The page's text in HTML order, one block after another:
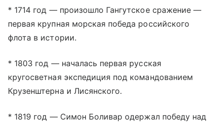
* 1714 год — произошло Гангутское сражение —
первая крупная морская победа российского
флота в истории.
* 1803 год — началась первая русская
кругосветная экспедиция под командованием
Крузенштерна и Лисянского.
* 1819 год — Симон Боливар одержал победу над